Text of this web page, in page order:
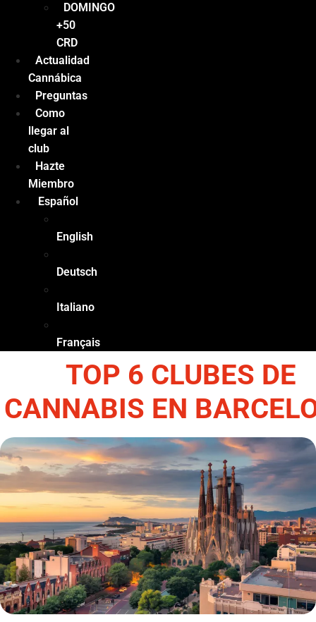
DOMINGO
+50
CRD
Actualidad
Cannábica
Preguntas
Como
llegar al
club
Hazte
Miembro
Español
English
Deutsch
Italiano
Français
TOP 6 CLUBES DE
CANNABIS EN